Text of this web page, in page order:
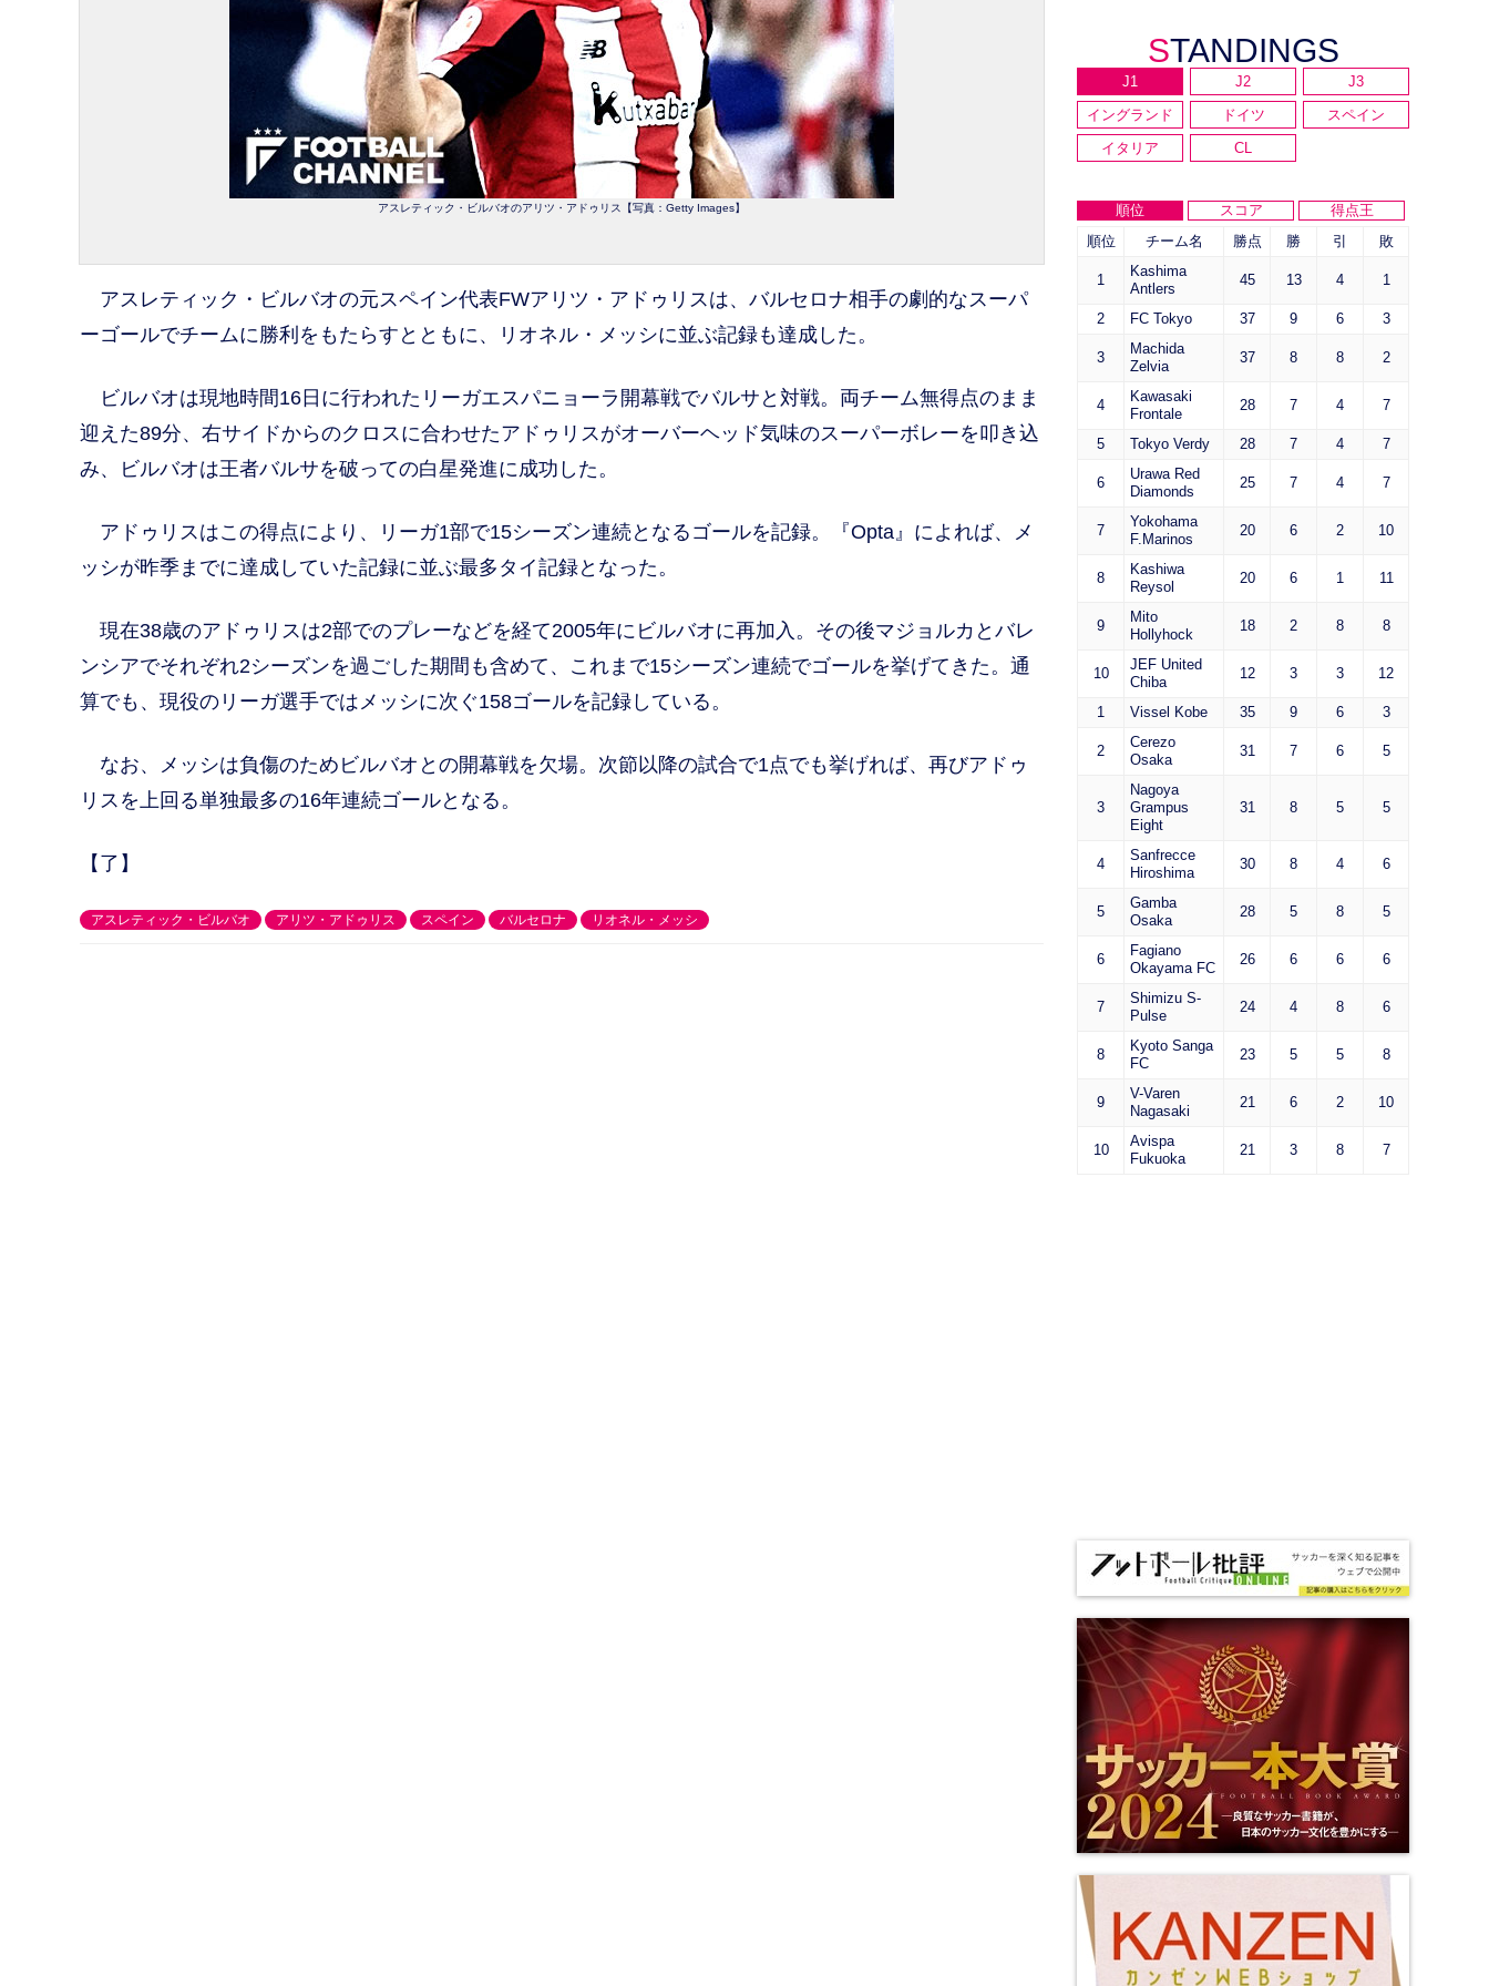
アスレティック・ビルバオのアリツ・アドゥリス【写真：Getty Images】
アスレティック・ビルバオの元スペイン代表FWアリツ・アドゥリスは、バルセロナ相手の劇的なスーパ
ーゴールでチームに勝利をもたらすとともに、リオネル・メッシに並ぶ記録も達成した。
ビルバオは現地時間16日に行われたリーガエスパニョーラ開幕戦でバルサと対戦。両チーム無得点のまま
迎えた89分、右サイドからのクロスに合わせたアドゥリスがオーバーヘッド気味のスーパーボレーを叩き込
み、ビルバオは王者バルサを破っての白星発進に成功した。
アドゥリスはこの得点により、リーガ1部で15シーズン連続となるゴールを記録。『Opta』によれば、メ
ッシが昨季までに達成していた記録に並ぶ最多タイ記録となった。
現在38歳のアドゥリスは2部でのプレーなどを経て2005年にビルバオに再加入。その後マジョルカとバレ
ンシアでそれぞれ2シーズンを過ごした期間も含めて、これまで15シーズン連続でゴールを挙げてきた。通
算でも、現役のリーガ選手ではメッシに次ぐ158ゴールを記録している。
なお、メッシは負傷のためビルバオとの開幕戦を欠場。次節以降の試合で1点でも挙げれば、再びアドゥ
リスを上回る単独最多の16年連続ゴールとなる。
【了】
アスレティック・ビルバオ アリツ・アドゥリス スペイン バルセロナ リオネル・メッシ
STANDINGS
J1 J2
J3
イングランド
ドイツ
スペイン
イタリア
CL
順位 スコア
得点王
順位
チーム名 勝点 勝 引 敗
1
Kashima
Antlers
45 13 4 1
2 FC Tokyo 37 9 6 3
3
Machida
Zelvia
37 8 8 2
4
Kawasaki
Frontale
28 7 4 7
5 Tokyo Verdy 28 7 4 7
6
Urawa Red
Diamonds
25 7 4 7
7
Yokohama
F.Marinos
20 6 2 10
8
Kashiwa
Reysol
20 6 1 11
9
Mito
Hollyhock
18 2 8 8
10
JEF United
Chiba
12 3 3 12
1 Vissel Kobe 35 9 6 3
2
Cerezo
Osaka
31 7 6 5
3
Nagoya
Grampus
Eight
31 8 5 5
4
Sanfrecce
Hiroshima
30 8 4 6
5
Gamba
Osaka
28 5 8 5
6
Fagiano
Okayama FC
26 6 6 6
7
Shimizu S-
Pulse
24 4 8 6
8
Kyoto Sanga
FC
23 5 5 8
9
V-Varen
Nagasaki
21 6 2 10
10
Avispa
Fukuoka
21 3 8 7